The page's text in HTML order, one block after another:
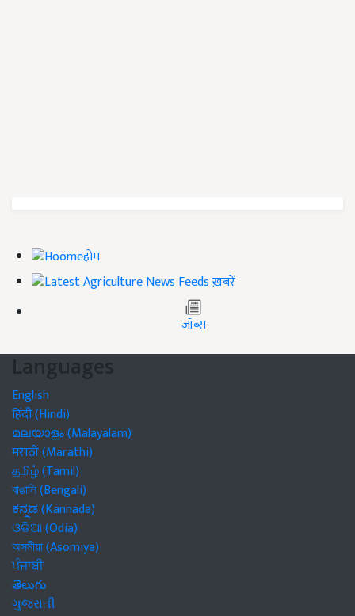
होम
ख़बरें
जॉब्स
Languages
English
हिंदी (Hindi)
മലയാളം (Malayalam)
मराठी (Marathi)
தமிழ் (Tamil)
বাঙালি (Bengali)
ಕನ್ನಡ (Kannada)
ଓଡିଆ (Odia)
অসমীয়া (Asomiya)
ਪੰਜਾਬੀ
తెలుగు
ગુજરાતી